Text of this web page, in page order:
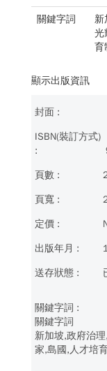
關鍵字詞
新
光
育
顯示出版資訊
關鍵字詞
新加坡,政府治
家,島國,人才培